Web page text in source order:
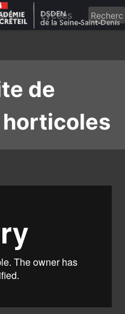
Lycées
de